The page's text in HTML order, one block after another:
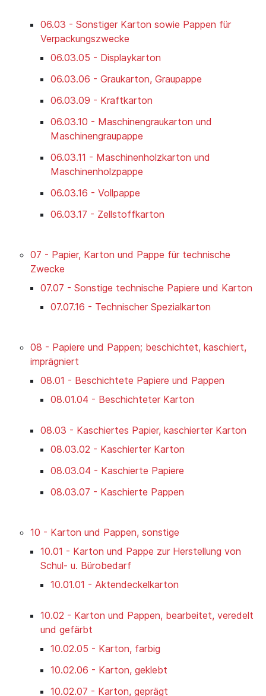
06.03 - Sonstiger Karton sowie Pappen für
Verpackungszwecke
06.03.05 - Displaykarton
06.03.06 - Graukarton, Graupappe
06.03.09 - Kraftkarton
06.03.10 - Maschinengraukarton und
Maschinengraupappe
06.03.11 - Maschinenholzkarton und
Maschinenholzpappe
06.03.16 - Vollpappe
06.03.17 - Zellstoffkarton
07 - Papier, Karton und Pappe für technische
Zwecke
07.07 - Sonstige technische Papiere und Karton
07.07.16 - Technischer Spezialkarton
08 - Papiere und Pappen; beschichtet, kaschiert,
imprägniert
08.01 - Beschichtete Papiere und Pappen
08.01.04 - Beschichteter Karton
08.03 - Kaschiertes Papier, kaschierter Karton
08.03.02 - Kaschierter Karton
08.03.04 - Kaschierte Papiere
08.03.07 - Kaschierte Pappen
10 - Karton und Pappen, sonstige
10.01 - Karton und Pappe zur Herstellung von
Schul- u. Bürobedarf
10.01.01 - Aktendeckelkarton
10.02 - Karton und Pappen, bearbeitet, veredelt
und gefärbt
10.02.05 - Karton, farbig
10.02.06 - Karton, geklebt
10.02.07 - Karton, geprägt